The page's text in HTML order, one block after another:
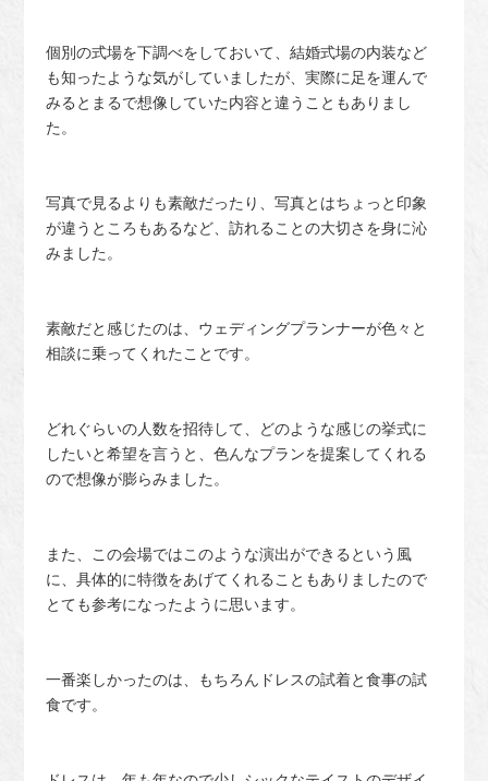
個別の式場を下調べをしておいて、結婚式場の内装など
も知ったような気がしていましたが、実際に足を運んで
みるとまるで想像していた内容と違うこともありまし
た。
写真で見るよりも素敵だったり、写真とはちょっと印象
が違うところもあるなど、訪れることの大切さを身に沁
みました。
素敵だと感じたのは、ウェディングプランナーが色々と
相談に乗ってくれたことです。
どれぐらいの人数を招待して、どのような感じの挙式に
したいと希望を言うと、色んなプランを提案してくれる
ので想像が膨らみました。
また、この会場ではこのような演出ができるという風
に、具体的に特徴をあげてくれることもありましたので
とても参考になったように思います。
一番楽しかったのは、もちろんドレスの試着と食事の試
食です。